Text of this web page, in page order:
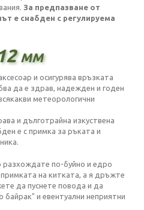
За предпазване от
е снабден с регулируема
мм
и осигурява връзката
да е здрав, надежден и годен
метеорологични
и дълготрайна изкуствена
е с примка за ръката и
по-буйно и едро
примката на китката, а я дръжте
да пуснете повода и да
байрак" и евентуални неприятни